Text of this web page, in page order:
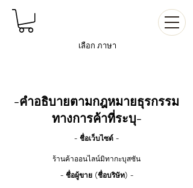
เลือก ภาษา
-คำอธิบายตามกฎหมายธุรกรรม
ทางการค้าที่ระบุ-
- ชื่อเว็บไซต์ -
ร้านค้าออนไลน์มิทากะบุสซัน
- ชื่อผู้ขาย (ชื่อบริษัท) -